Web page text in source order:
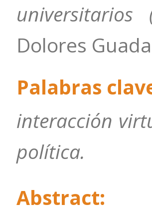
universitarios
Dolores
Palabras
interacción
política.
Abstract: